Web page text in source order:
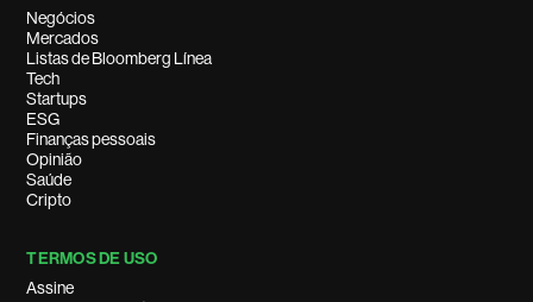
Negócios
Mercados
Listas de Bloomberg Línea
Tech
Startups
ESG
Finanças pessoais
Opinião
Saúde
Cripto
TERMOS DE USO
Assine